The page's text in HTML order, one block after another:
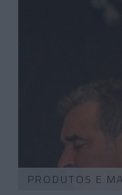
PRODUTOS E